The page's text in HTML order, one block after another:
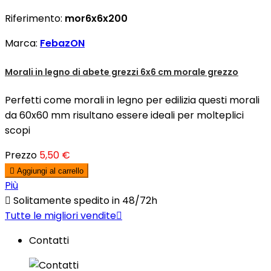
Riferimento: mor6x6x200
Marca: FebazON
Morali in legno di abete grezzi 6x6 cm morale grezzo
Perfetti come morali in legno per edilizia questi morali
da 60x60 mm risultano essere ideali per molteplici
scopi
Prezzo 5,50 €
 Aggiungi al carrello
Più
 Solitamente spedito in 48/72h
Tutte le migliori vendite
Contatti